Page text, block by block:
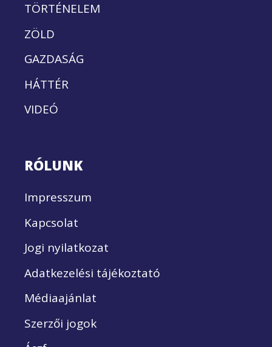
TÖRTÉNELEM
ZÖLD
GAZDASÁG
HÁTTÉR
VIDEÓ
RÓLUNK
Impresszum
Kapcsolat
Jogi nyilatkozat
Adatkezelési tájékoztató
Médiaajánlat
Szerzői jogok